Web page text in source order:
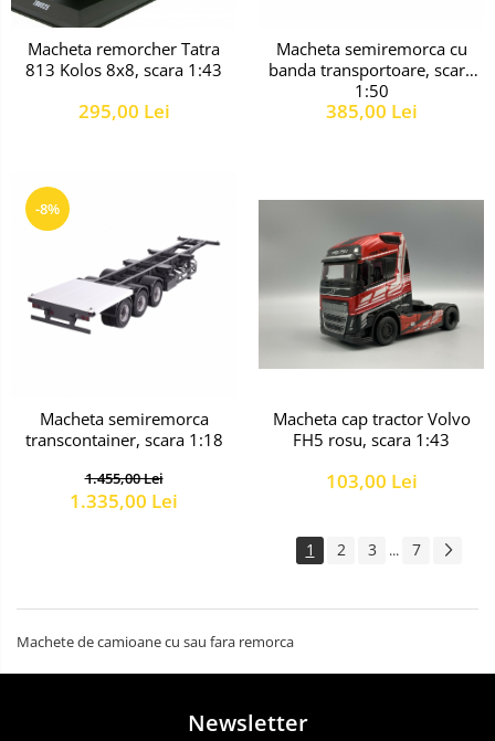
Macheta remorcher Tatra
813 Kolos 8x8, scara 1:43
295,00 Lei
Macheta semiremorca cu
banda transportoare, scara
1:50
385,00 Lei
-8%
Macheta semiremorca
transcontainer, scara 1:18
1.455,00 Lei
1.335,00 Lei
Macheta cap tractor Volvo
FH5 rosu, scara 1:43
103,00 Lei
1 2 3 ... 7
Machete de camioane cu sau fara remorca
Newsletter